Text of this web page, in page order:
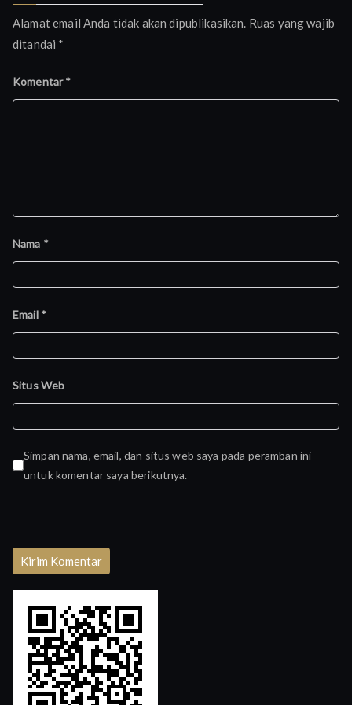
Alamat email Anda tidak akan dipublikasikan. Ruas yang wajib
ditandai *
Komentar*
Nama *
Email *
Situs Web
Simpan nama, email, dan situs web saya pada peramban ini
untuk komentar saya berikutnya.